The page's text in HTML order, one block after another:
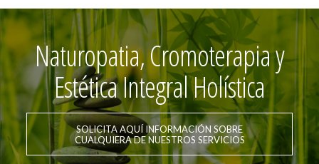
Naturopatia, Cromoterapia y
Estética Integral Holística
SOLICITA AQUÍ INFORMACIÓN SOBRE
CUALQUIERA DE NUESTROS SERVICIOS